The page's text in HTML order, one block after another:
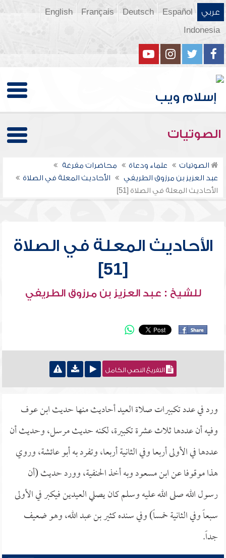
عربي Español
Deutsch
Français
English
Indonesia
الصوتيات
الصوتيات علماء ودعاة
محاضرات مفرغة
عبد العزيز بن مرزوق الطريفي
الأحاديث المعلة في الصلاة
الأحاديث المعلة في الصلاة [51]
الأحاديث المعلة في الصلاة
[51]
للشيخ : عبد العزيز بن مرزوق الطريفي
التفريغ النصي الكامل
ورد في عدد تكبيرات صلاة العيد أحاديث منها حديث ابن عوف
وفيه أن عددها ثلاث عشرة تكبيرة، لكنه حديث مرسل، وحديث أن
عددها في الأولى أربعا وفي الثانية أربعا، وتفرد به أبو عائشة، وروي
هذا موقوفا عن ابن مسعود وبه أخذ الحنفية، وورد حديث (أن
رسول الله صلى الله عليه وسلم كان يصلي العيدين فيكبر في الأولى
سبعاً وفي الثانية خمساً) وفي سنده كثير بن عبد الله، وهو ضعيف
جداً.